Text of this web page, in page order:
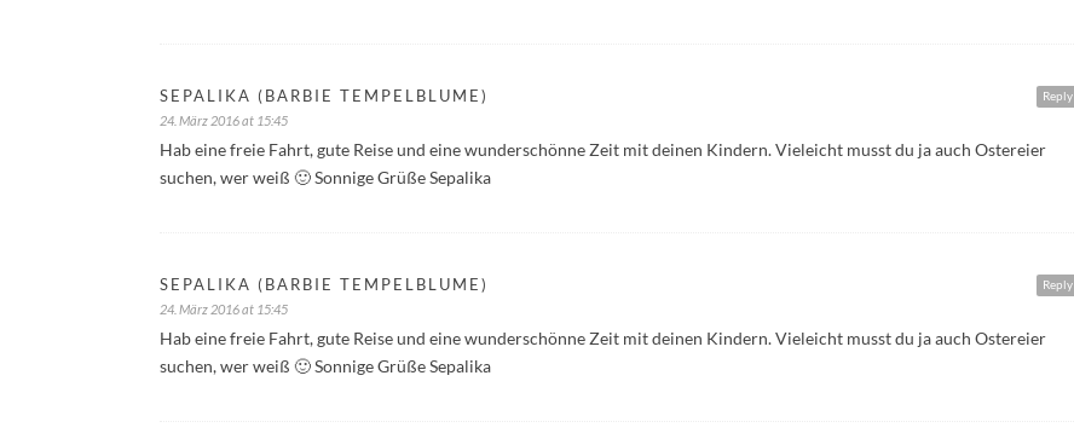
Reply
SEPALIKA (BARBIE TEMPELBLUME)
24. März 2016 at 15:45
Hab eine freie Fahrt, gute Reise und eine wunderschönne Zeit mit deinen Kindern. Vieleicht musst du ja auch Ostereier
suchen, wer weiß 🙂 Sonnige Grüße Sepalika
Reply
SEPALIKA (BARBIE TEMPELBLUME)
24. März 2016 at 15:45
Hab eine freie Fahrt, gute Reise und eine wunderschönne Zeit mit deinen Kindern. Vieleicht musst du ja auch Ostereier
suchen, wer weiß 🙂 Sonnige Grüße Sepalika